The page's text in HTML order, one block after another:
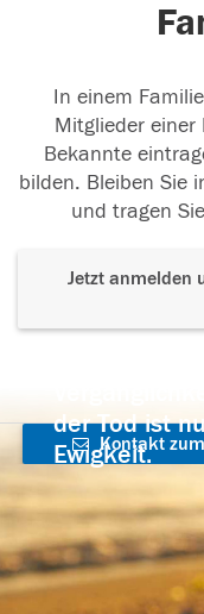
In einem
Mitglieder einer
Bekannte
bilden. Bleiben Sie
und tragen
Jetzt anmelden
der Tod ist
Ewigkeit.
Kontakt
aufnehmen